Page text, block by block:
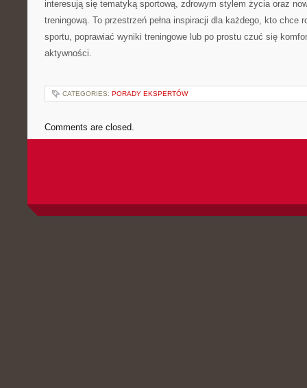
interesują się tematyką sportową, zdrowym stylem życia oraz
treningową. To przestrzeń pełna inspiracji dla każdego, kto chce
sportu, poprawiać wyniki treningowe lub po prostu czuć się
aktywności.
CATEGORIES: PORADY EKSPERTÓW
Comments are closed.